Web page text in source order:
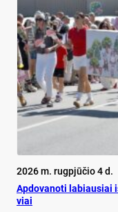
2026 m. rugpjūčio 4 d.
Ap­do­va­no­ti la­biau­siai
viai